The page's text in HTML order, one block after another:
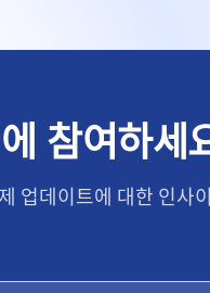
참여하세
업데이트에 대한 인사